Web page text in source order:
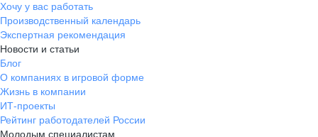
Хочу у вас работать
Производственный календарь
Экспертная рекомендация
Новости и статьи
Блог
О компаниях в игровой форме
Жизнь в компании
ИТ-проекты
Рейтинг работодателей России
Молодым специалистам